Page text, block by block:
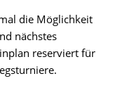
die Möglichkeit
nächstes
reserviert für